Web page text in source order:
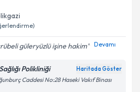
güleryüzlü işine hakim Devamı
Polikliniği Haritada Göster
Caddesi No:28 Haseki Vakıf Binası